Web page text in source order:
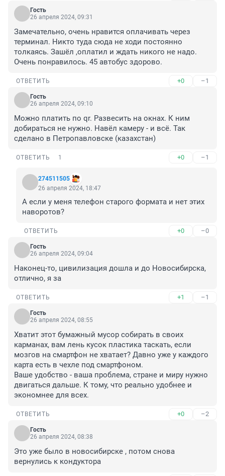
Гость
26 апреля 2024, 09:31
Замечательно, очень нравится оплачивать через
терминал. Никто туда сюда не ходи постоянно
толкаясь. Зашёл ,оплатил и ждать никого не надо.
Очень понравилось. 45 автобус здорово.
ОТВЕТИТЬ +0 –1
Гость
26 апреля 2024, 09:10
Можно платить по qr. Развесить на окнах. К ним
добираться не нужно. Навёл камеру - и всё. Так
сделано в Петропавловске (казахстан)
ОТВЕТИТЬ 1 +0 –1
274511505
26 апреля 2024, 18:47
А если у меня телефон старого формата и нет этих
наворотов?
ОТВЕТИТЬ +0 –0
Гость
26 апреля 2024, 09:04
Наконец-то, цивилизация дошла и до Новосибирска,
отлично, я за
ОТВЕТИТЬ +1 –1
Гость
26 апреля 2024, 08:55
Хватит этот бумажный мусор собирать в своих
карманах, вам лень кусок пластика таскать, если
мозгов на смартфон не хватает? Давно уже у каждого
карта есть в чехле под смартфоном.
Ваше удобство - ваша проблема, стране и миру нужно
двигаться дальше. К тому, что реально удобнее и
экономнее для всех.
ОТВЕТИТЬ +0 –2
Гость
26 апреля 2024, 08:38
Это уже было в новосибирске , потом снова
вернулись к кондуктора